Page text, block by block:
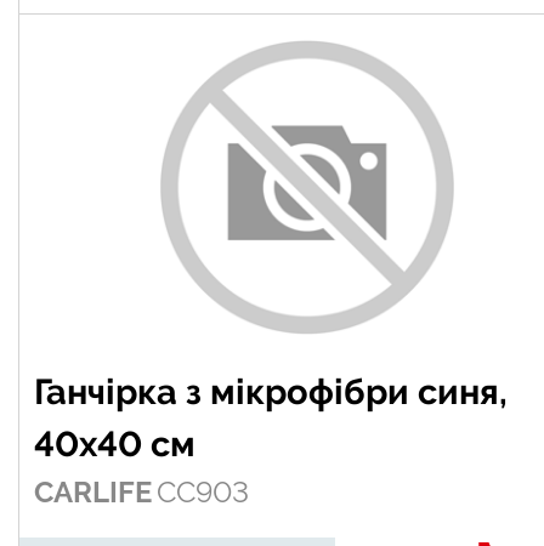
Ганчірка з мікрофібри синя,
40х40 см
CARLIFECC903